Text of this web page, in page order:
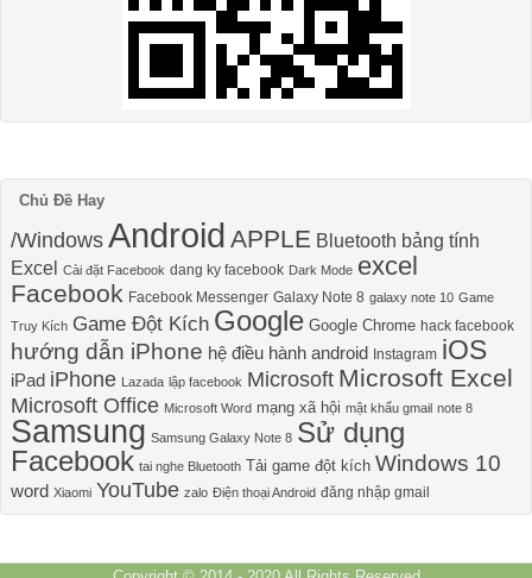
Chủ Đề Hay
/Windows Android APPLE Bluetooth bảng tính
Excel Cài đặt Facebook dang ky facebook Dark Mode excel
Facebook Facebook Messenger Galaxy Note 8 galaxy note 10 Game
Truy Kích Game Đột Kích Google Google Chrome hack facebook
hướng dẫn iPhone hệ điều hành android Instagram iOS
iPad iPhone Lazada lập facebook Microsoft Microsoft Excel
Microsoft Office Microsoft Word mạng xã hội mật khẩu gmail note 8
Samsung Samsung Galaxy Note 8 Sử dụng
Facebook tai nghe Bluetooth Tải game đột kích Windows 10
word Xiaomi YouTube zalo Điện thoại Android đăng nhập gmail